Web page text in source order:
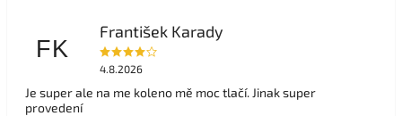
FK
František Karady
4.8.2026
Je super ale na me koleno mě moc tlačí. Jinak super
provedení